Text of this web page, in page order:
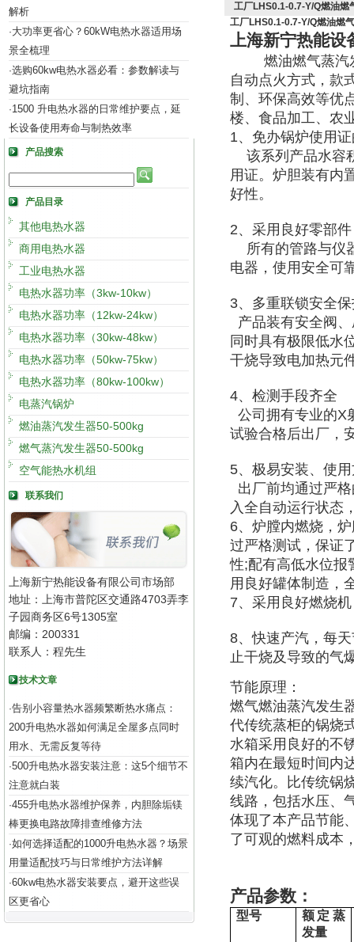
解析
·大功率更省心？60kW电热水器适用场
景全梳理
·选购60kw电热水器必看：参数解读与
避坑指南
·1500 升电热水器的日常维护要点，延
长设备使用寿命与制热效率
产品搜索
产品目录
其他电热水器
商用电热水器
工业电热水器
电热水器功率（3kw-10kw）
电热水器功率（12kw-24kw）
电热水器功率（30kw-48kw）
电热水器功率（50kw-75kw）
电热水器功率（80kw-100kw）
电蒸汽锅炉
燃油蒸汽发生器50-500kg
燃气蒸汽发生器50-500kg
空气能热水机组
联系我们
上海新宁热能设备有限公司市场部
地址：上海市普陀区交通路4703弄李
子园商务区6号1305室
邮编：200331
联系人：程先生
技术文章
·告别小容量热水器频繁断热水痛点：
200升电热水器如何满足全屋多点同时
用水、无需反复等待
·500升电热水器安装注意：这5个细节不
注意就白装
·455升电热水器维护保养，内胆除垢镁
棒更换电路故障排查维修方法
·如何选择适配的1000升电热水器？场景
用量适配技巧与日常维护方法详解
·60kw电热水器安装要点，避开这些误
区更省心
工厂LHS0.1-0.7-Y/Q燃油燃
工厂LHS0.1-0.7-Y/Q燃油燃
上海新宁热能设
燃油燃气蒸汽
自动点火方式，款
制、环保高效等优
楼、食品加工、农
1、免办锅炉使用
该系列产品水容
用证。炉胆装有内
好性。
2、采用良好零部件
所有的管路与仪
电器，使用安全可
3、多重联锁安全
产品装有安全阀
同时具有极限低水
干烧导致电加热元
4、检测手段齐全
公司拥有专业的X
试验合格后出厂，
5、极易安装、使
出厂前均通过严
入全自动运行状态
6、炉膛内燃烧，
过严格测试，保证
性;配有高低水位报
用良好罐体制造，
7、采用良好燃烧
8、快速产汽，每
止干烧及导致的气
节能原理：
燃气燃油蒸汽发生
代传统蒸柜的锅烧
水箱采用良好的不
箱内在最短时间内
续汽化。比传统锅
线路，包括水压、
体现了本产品节能
了可观的燃料成本
产品参数：
型号
额定蒸
发量